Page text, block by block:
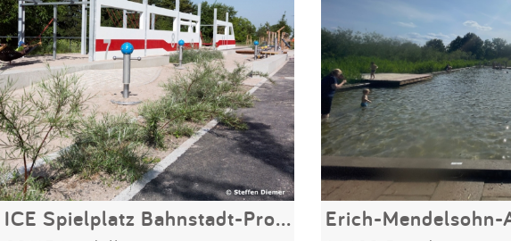
ICE Spielplatz Bahnstadt-Promenade Erich-Mendelsohn-